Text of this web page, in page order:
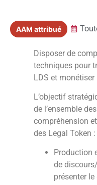
AAM attribué
Disposer de
techniques pour
LDS et monétiser
L’objectif
de l’ensemble
compréhension
des Legal Token :
Production
de
présenter